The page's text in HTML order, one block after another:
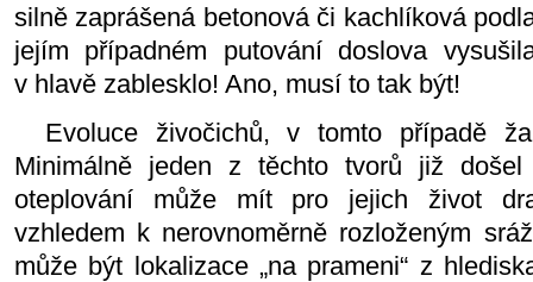
silně zaprášená betonová či kachlíková
jejím případném putování doslova
v hlavě zablesklo! Ano, musí to tak být!
Evoluce živočichů, v tomto případě
Minimálně jeden z těchto tvorů již
oteplování může mít pro jejich život
vzhledem k nerovnoměrně rozloženým
může být lokalizace „na prameni“ z